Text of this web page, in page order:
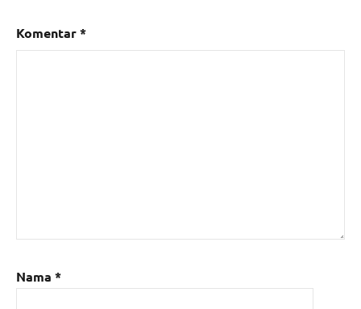
Komentar*
Nama *